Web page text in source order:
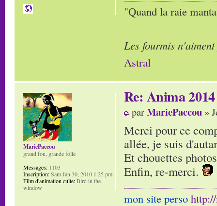
"Quand la raie
Les fourmis
Astral
Re: Anima 2014
parMariePaccou »
Merci pour ce
allée, je suis
Et chouettes
Enfin, re-merci.
mon site perso
MariePaccou
grand fou, grande folle
Messages: 1103
Inscription:Sam Jan 30, 2010 1:25 pm
Film d'animation culte:Bird in the
window